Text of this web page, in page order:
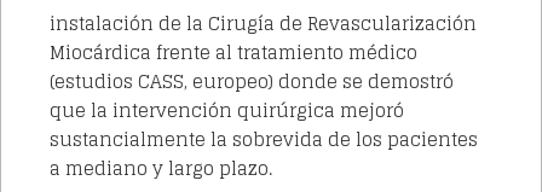
instalación de la Cirugía de Revascularización
Miocárdica frente al tratamiento médico
(estudios CASS, europeo) donde se demostró
que la intervención quirúrgica mejoró
sustancialmente la sobrevida de los pacientes
a mediano y largo plazo.